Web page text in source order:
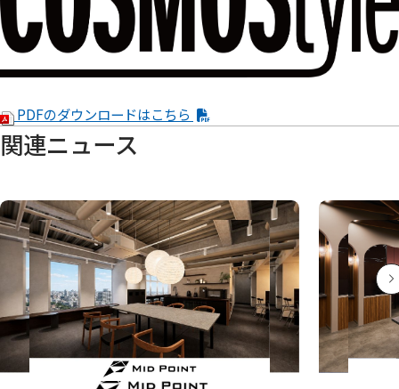
PDFのダウンロードはこちら
関連ニュース